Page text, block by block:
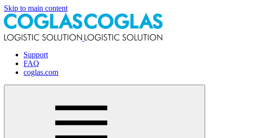
Skip to main content
Support
FAQ
coglas.com